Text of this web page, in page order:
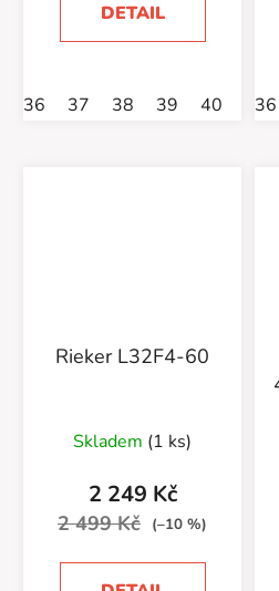
DETAIL
36 37 38 39 40 41
36
Rieker L32F4-60
Skladem (1 ks)
2 249 Kč
2 499 Kč (–10 %)